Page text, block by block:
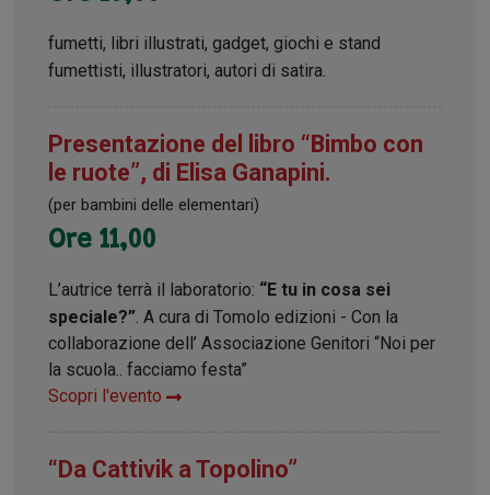
fumetti, libri illustrati, gadget, giochi e stand
fumettisti, illustratori, autori di satira.
Presentazione del libro “Bimbo con
le ruote”, di Elisa Ganapini.
(per bambini delle elementari)
Ore 11,00
L’autrice terrà il laboratorio: “E tu in cosa sei
speciale?”. A cura di Tomolo edizioni - Con la
collaborazione dell’ Associazione Genitori “Noi per
la scuola.. facciamo festa”
Scopri l'evento
“Da Cattivik a Topolino”